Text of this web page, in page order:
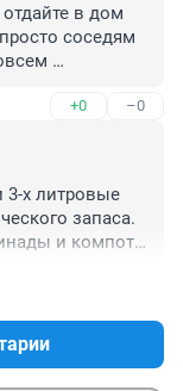
в дом
соседям
Вас.А
возьмет
+0 –0
3-х литровые
запаса.
и компоты